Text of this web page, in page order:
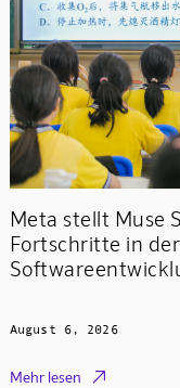
Meta stellt Muse
Fortschritte in
August 6, 2026
Mehr lesen 